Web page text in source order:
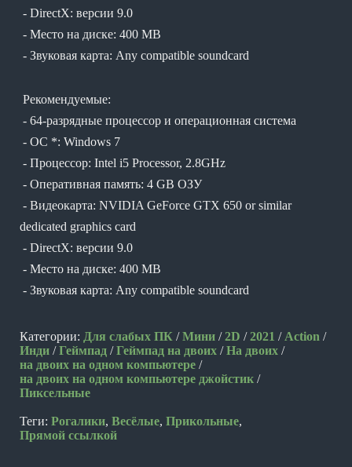
- DirectX: версии 9.0
- Место на диске: 400 MB
- Звуковая карта: Any compatible soundcard
Рекомендуемые:
- 64-разрядные процессор и операционная система
- ОС *: Windows 7
- Процессор: Intel i5 Processor, 2.8GHz
- Оперативная память: 4 GB ОЗУ
- Видеокарта: NVIDIA GeForce GTX 650 or similar
dedicated graphics card
- DirectX: версии 9.0
- Место на диске: 400 MB
- Звуковая карта: Any compatible soundcard
Категории: Для слабых ПК /Мини /2D /2021 / Action /
Инди /Геймпад /Геймпад на двоих /На двоих /
на двоих на одном компьютере /
на двоих на одном компьютере джойстик /
Пиксельные
Теги: Рогалики, Весёлые, Прикольные,
Прямой ссылкой